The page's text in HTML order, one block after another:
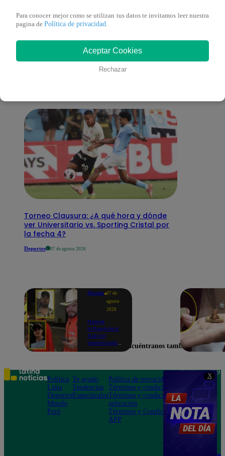
X
También te puede
interesar
Torneo Clausura: ¿A qué hora y dónde
ver Universitario vs. Sporting Cristal por
la fecha 4?
Deportes 07 de agosto 2026
Mundo 07 de
agosto
2026
Nueve
influencers
fueron
asesinados
el Cártel de
Sinaloa
Para conocer mejor como se utilizan tus datos te invitamos leer nuestra
pagina de Política de privacidad
Aceptar Cookies
Rechazar
Encuéntranos también en
Política
Lima
Deportes
Mundo
Perú
Te ayudo
Tendencias
Espectáculos
Política de privacidad
Términos y condiciones
Términos y condiciones
aplicación
Términos y Condiciones
APP
Teléfono: 219
Av. San
Felipe 968
Jesús María